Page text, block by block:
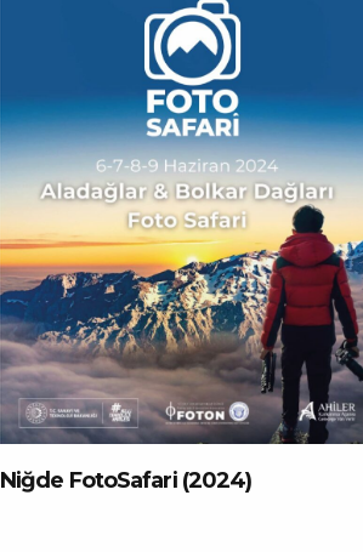
Niğde FotoSafari (2024)